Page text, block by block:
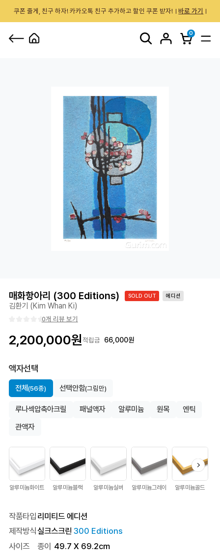
쿠폰 줄게, 친구 하자! 카카오톡 친구 추가하고 할인 쿠폰 받자! 바로 가기
0
매화항아리 (300 Editions) SOLD OUT 에디션
김환기 (Kim Whan Ki)
0개 리뷰 보기
2,200,000원적립금 66,000원
액자선택
전체(56종) 선택안함(그림만)
루나섹압축아크릴 패널액자 알루미늄 원목
엔틱
관액자
알루미늄화이트 알루미늄블랙 알루미늄실버 알루미늄그레이 알루미늄골드
작품타입 리미티드 에디션
제작방식실크스크린 300 Editions
사이즈
종이 49.7 X 69.2cm